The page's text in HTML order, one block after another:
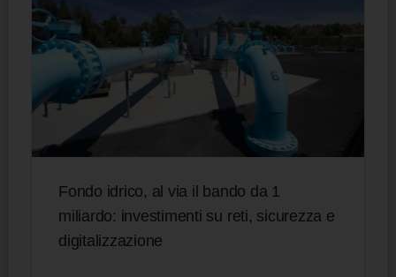
Fondo idrico, al via il bando da 1
miliardo: investimenti su reti, sicurezza e
digitalizzazione